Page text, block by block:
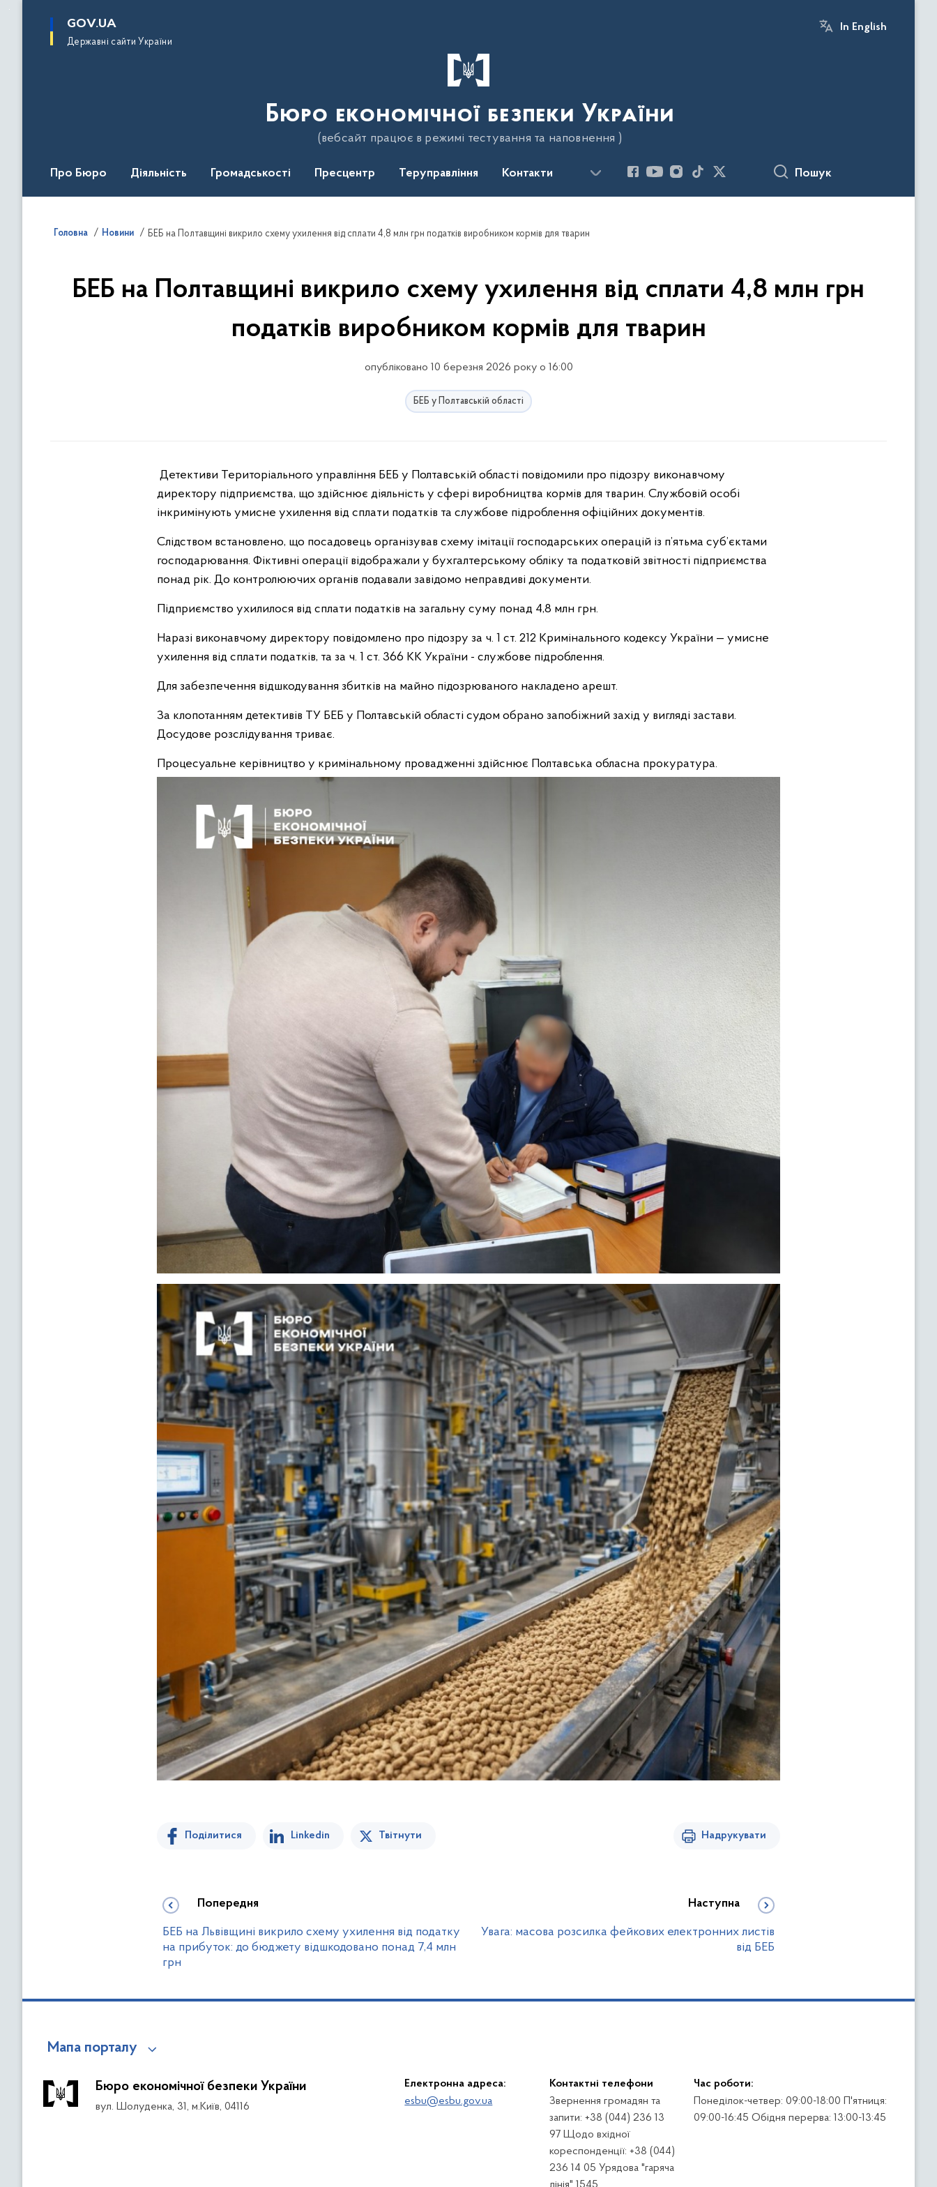
основного
GOV.UA
Державні сайти України
In English
Бюро економічної безпеки України
(вебсайт працює в режимі тестування та наповнення )
Про Бюро Діяльність Громадськості Пресцентр Теруправління Контакти Пошук
Головна Новини БЕБ на Полтавщині викрило схему ухилення від сплати 4,8 млн грн податків виробником кормів для тварин
БЕБ на Полтавщині викрило схему ухилення від сплати 4,8 млн грн
податків виробником кормів для тварин
опубліковано 10 березня 2026 року о 16:00
БЕБ у Полтавській області
Детективи Територіального управління БЕБ у Полтавській області повідомили про підозру виконавчому
директору підприємства, що здійснює діяльність у сфері виробництва кормів для тварин. Службовій особі
інкримінують умисне ухилення від сплати податків та службове підроблення офіційних документів.
Слідством встановлено, що посадовець організував схему імітації господарських операцій із п’ятьма суб’єктами
господарювання. Фіктивні операції відображали у бухгалтерському обліку та податковій звітності підприємства
понад рік. До контролюючих органів подавали завідомо неправдиві документи.
Підприємство ухилилося від сплати податків на загальну суму понад 4,8 млн грн.
Наразі виконавчому директору повідомлено про підозру за ч. 1 ст. 212 Кримінального кодексу України — умисне
ухилення від сплати податків, та за ч. 1 ст. 366 КК України - службове підроблення.
Для забезпечення відшкодування збитків на майно підозрюваного накладено арешт.
За клопотанням детективів ТУ БЕБ у Полтавській області судом обрано запобіжний захід у вигляді застави.
Досудове розслідування триває.
Процесуальне керівництво у кримінальному провадженні здійснює Полтавська обласна прокуратура.
Поділитися Linkedin Твітнути Надрукувати
Попередня
БЕБ на Львівщині викрило схему ухилення від податку
на прибуток: до бюджету відшкодовано понад 7,4 млн
грн
Наступна
Увага: масова розсилка фейкових електронних листів
від БЕБ
Мапа порталу
Бюро економічної безпеки України
вул. Шолуденка, 31, м.Київ, 04116
Електронна адреса:
esbu@esbu.gov.ua
Контактні телефони
Звернення громадян та
запити: +38 (044) 236 13
97 Щодо вхідної
кореспонденції: +38 (044)
236 14 05 Урядова "гаряча
Час роботи:
Понеділок-четвер: 09:00-18:00 П'ятниця:
09:00-16:45 Обідня перерва: 13:00-13:45